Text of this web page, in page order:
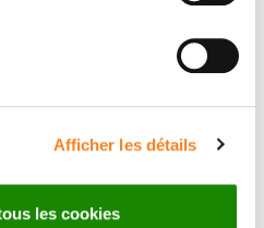
Afficher les détails
les cookies